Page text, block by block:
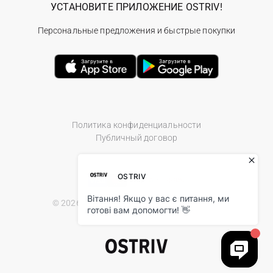
Политика конфиденциальности
Публичный договор
© 2026 Ostriv.ua Store. All Rights Reserved.
УСТАНОВИТЕ ПРИЛОЖЕНИЕ OSTRIV!
Персональные предложения и быстрые покупки